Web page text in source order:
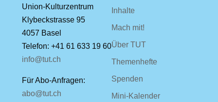
Union-Kulturzentrum
Klybeckstrasse 95
4057 Basel
Telefon: +41 61 633 19 60
info@tut.ch
Für Abo-Anfragen:
abo@tut.ch
Inhalte
Mach mit!
Über TUT
Themenhefte
Spenden
Mini-Kalender